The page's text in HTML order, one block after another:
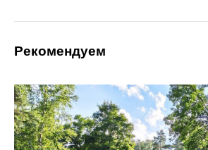
Рекомендуем